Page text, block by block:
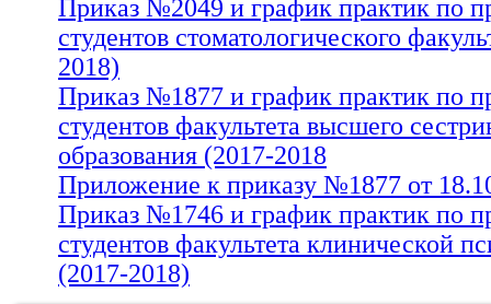
Приказ №2049 и график практик по
студентов стоматологического
2018)
Приказ №1877 и график практик по
студентов факультета высшего
образования (2017-2018
Приложение к приказу №1877 от
Приказ №1746 и график практик по
студентов факультета клинической
(2017-2018)
сестринского образования (2016-2017)
Приказ о прохождении практической
индивидуальному графику Джобировой С.А. в
Приказ и график практик по практике медико-
факультета (2016-2017)
Приказ и график практик по практике
(2016-2017)
Приказ и график практик по практике студентов
стоматологического факультета (2016-2017)
Приказ и график практик по практике
2017)
Изменения к приказу №31 от 13.01.2017 медико-
факультета (2016-2017)